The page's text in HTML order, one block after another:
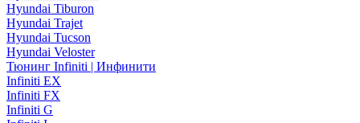
Hyundai Tiburon
Hyundai Trajet
Hyundai Tucson
Hyundai Veloster
Тюнинг Infiniti | Инфинити
Infiniti EX
Infiniti FX
Infiniti G